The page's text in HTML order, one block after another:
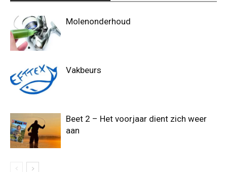
Molenonderhoud
Vakbeurs
Beet 2 – Het voorjaar dient zich weer
aan